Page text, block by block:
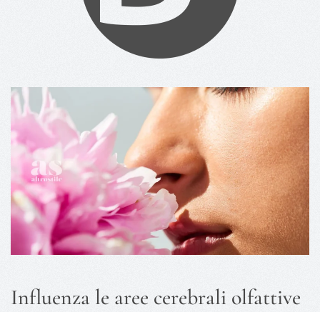
Influenza le aree cerebrali olfattive